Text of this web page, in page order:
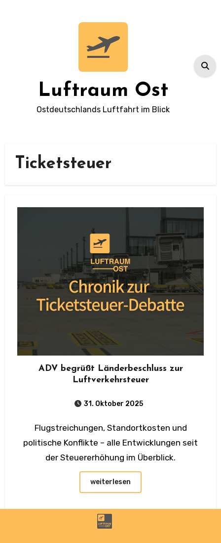
Luftraum Ost
Ostdeutschlands Luftfahrt im Blick
Ticketsteuer
ADV begrüßt Länderbeschluss zur
Luftverkehrsteuer
31. Oktober 2025
Flugstreichungen, Standortkosten und
politische Konflikte – alle Entwicklungen seit
der Steuererhöhung im Überblick.
weiterlesen